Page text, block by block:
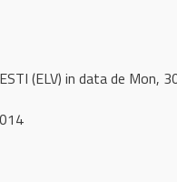
(ELV) in data de Mon,